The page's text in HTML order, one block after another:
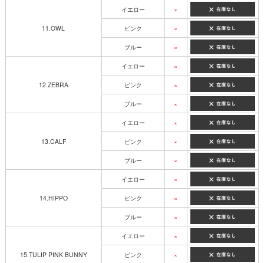
11.OWL
イエロー ×
ピンク ×
ブルー ×
12.ZEBRA
イエロー ×
ピンク ×
ブルー ×
13.CALF
イエロー ×
ピンク ×
ブルー ×
14.HIPPO
イエロー ×
ピンク ×
ブルー ×
15.TULIP PINK BUNNY
イエロー ×
ピンク ×